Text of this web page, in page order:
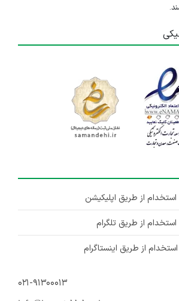
از طریق اپلیکیشن
از طریق تلگرام
از طریق اینستاگرام
۰۲۱-۹۱۳۰۰۰۱۳